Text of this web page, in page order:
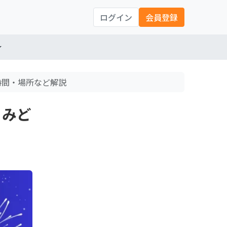
ログイン 会員登録
・場所など解説
ど